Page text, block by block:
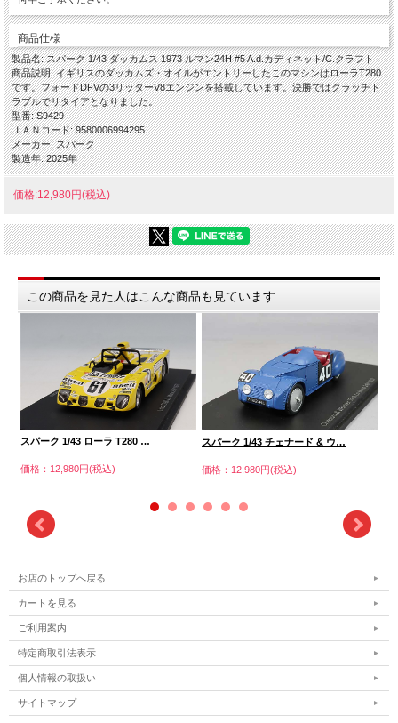
商品仕様
製品名: スパーク 1/43 ダッカムス 1973 ルマン24H #5 A.d.カディネット/C.クラフト
商品説明: イギリスのダッカムズ・オイルがエントリーしたこのマシンはローラT280
です。フォードDFVの3リッターV8エンジンを搭載しています。決勝ではクラッチト
ラブルでリタイアとなりました。
型番: S9429
ＪＡＮコード: 9580006994295
メーカー: スパーク
製造年: 2025年
価格:12,980円(税込)
この商品を見た人はこんな商品も見ています
スパーク 1/43 ローラ T280 …
価格：12,980円(税込)
スパーク 1/43 チェナード & ウ…
価格：12,980円(税込)
お店のトップへ戻る
カートを見る
ご利用案内
特定商取引法表示
個人情報の取扱い
サイトマップ